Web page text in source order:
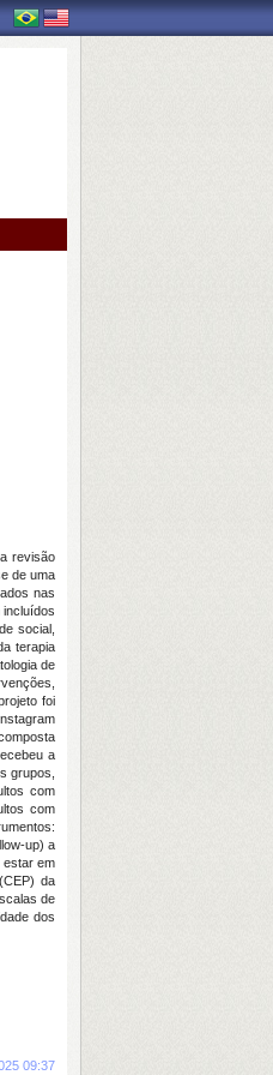
revisão
de uma
nas
social,
terapia
de
foi
a
grupos,
com
com
up) a
estar em
da
de
dos
09:37